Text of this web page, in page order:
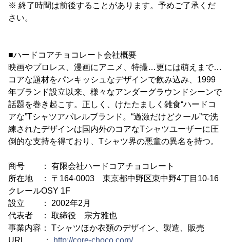
※ 終了時間は前後することがあります。予めご了承くだ
さい。
■ハードコアチョコレート会社概要
映画やプロレス、漫画にアニメ、特撮…更には萌えまで…
コアな題材をパンキッシュなデザインで飲み込み、1999
年ブランド設立以来、様々なアンダーグラウンドシーンで
話題を巻き起こす。正しく、けたたましく雑食“ハードコ
アな”Tシャツアパレルブランド。“過激だけどクール”で洗
練されたデザインは国内外のコアなTシャツユーザーに圧
倒的な支持を得ており、Tシャツ界の悪童の異名を持つ。
商号 ： 有限会社ハードコアチョコレート
所在地 ： 〒164-0003 東京都中野区東中野4丁目10-16
クレールOSY 1F
設立 ： 2002年2月
代表者 ： 取締役 宗方雅也
事業内容： Tシャツほか衣類のデザイン、製造、販売
URL ：
http://core-choco.com/